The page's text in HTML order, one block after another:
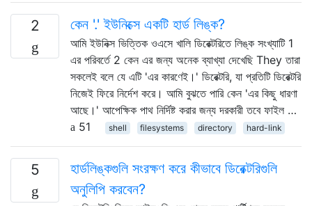
2 কেন '.' ইউনিক্সে একটি হার্ড লিঙ্ক?
আমি ইউনিক্স ভিত্তিক ওএসে খালি ডিরেক্টরিতে লিঙ্ক সংখ্যাটি 1
এর পরিবর্তে 2 কেন এর জন্য অনেক ব্যাখ্যা দেখেছি They তারা
সকলেই বলে যে এটি 'এর কারণেই।' ডিরেক্টরি, যা প্রতিটি ডিরেক্টরি
নিজেই ফিরে নির্দেশ করে। আমি বুঝতে পারি কেন 'এর কিছু ধারণা
আছে।' আপেক্ষিক পাথ নির্দিষ্ট করার জন্য দরকারী তবে ফাইল …
51
shell filesystems directory hard-link
5
হার্ডলিঙ্কগুলি সংরক্ষণ করে কীভাবে ডিরেক্টরিগুলি
অনুলিপি করবেন?